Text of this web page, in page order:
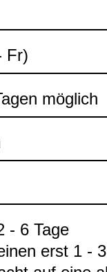
Fr)
mög­lich
- 6 Tage
erst 1 -